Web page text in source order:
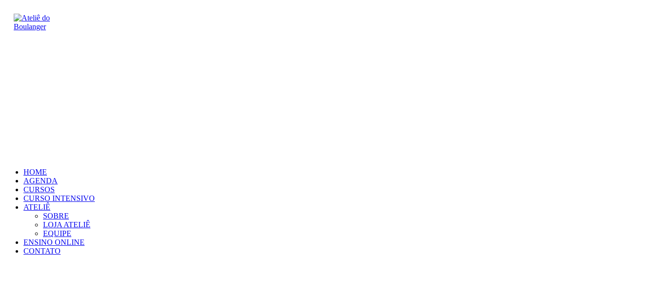
para
HOME
AGENDA
CURSOS
CURSO INTENSIVO
ATELIÊ
SOBRE
LOJA ATELIÊ
EQUIPE
ENSINO ONLINE
CONTATO